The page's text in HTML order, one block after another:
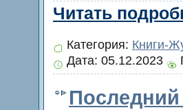
Читать
Категория: Книги-
Дата: 05.12.2023